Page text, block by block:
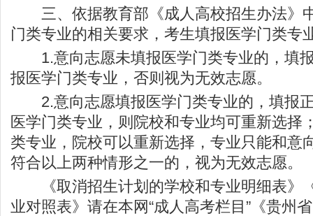
三、依据教育部《成人高校招生办法》
门类专业的相关要求，考生填报医学门类专
1.意向志愿未填报医学门类专业的，填
报医学门类专业，否则视为无效志愿。
2.意向志愿填报医学门类专业的，填报
医学门类专业，则院校和专业均可重新选择
类专业，院校可以重新选择，专业只能和意
符合以上两种情形之一的，视为无效志愿。
《取消招生计划的学校和专业明细表》
业对照表》请在本网“成人高考栏目”《贵州